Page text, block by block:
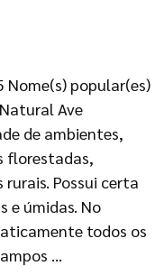
popular(es)
Ave
de ambientes,
florestadas,
Possui certa
e úmidas. No
todos os
…